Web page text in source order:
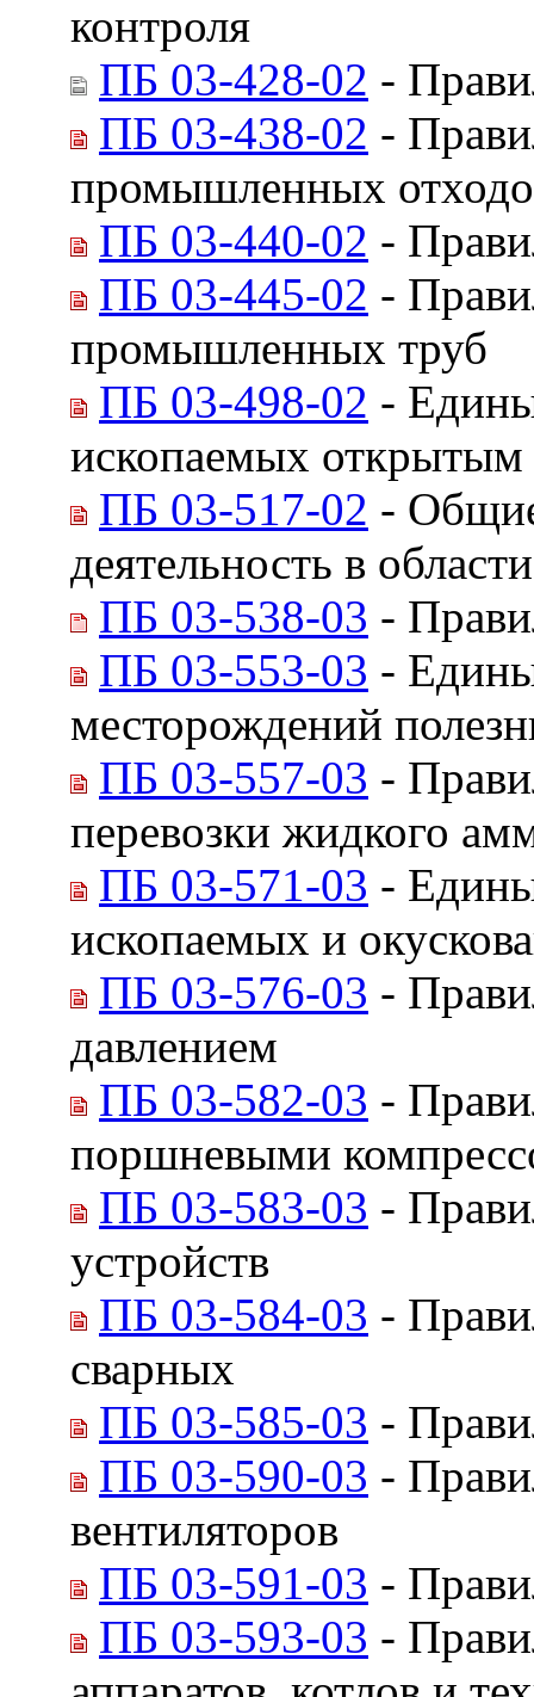
контроля
ПБ 03-428-02 -
ПБ 03-438-02 -
промышленных
ПБ 03-440-02 -
ПБ 03-445-02 -
промышленных труб
ПБ 03-498-02 -
ископаемых открытым
ПБ 03-517-02 -
деятельность в
ПБ 03-538-03 -
ПБ 03-553-03 -
месторождений
ПБ 03-557-03 -
перевозки жидкого
ПБ 03-571-03 -
ископаемых и
ПБ 03-576-03 -
давлением
ПБ 03-582-03 -
поршневыми
ПБ 03-583-03 -
устройств
ПБ 03-584-03 -
сварных
ПБ 03-585-03 -
ПБ 03-590-03 -
вентиляторов
ПБ 03-591-03 -
ПБ 03-593-03 -